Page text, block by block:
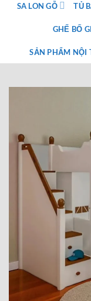
SA LON GỖ TỦ
GHẾ BỐ
SẢN PHẨM NỘI